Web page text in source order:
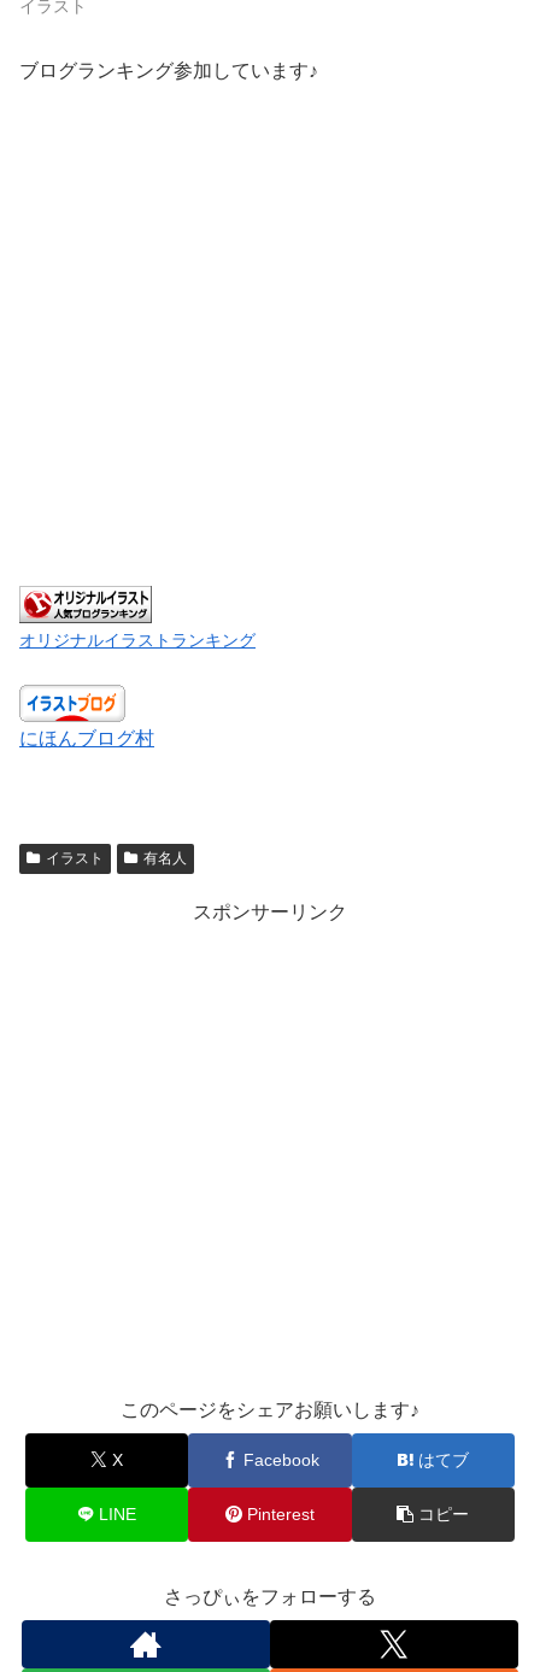
イラスト
ブログランキング参加しています♪
オリジナルイラストランキング
にほんブログ村
イラスト 有名人
スポンサーリンク
このページをシェアお願いします♪︎
X Facebook はてブ
LINE Pinterest コピー
さっぴぃをフォローする